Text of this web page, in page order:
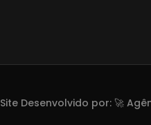
Site Desenvolvido por: 🚀